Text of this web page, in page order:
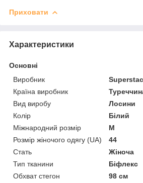
Приховати
Характеристики
Основні
Виробник
Країна виробник
Вид виробу
Лосини
Колір
Білий
Міжнародний розмір
M
Розмір жіночого одягу (UA)
44
Стать
Жіноча
Тип тканини
Біфлекс
Обхват стегон
98 см